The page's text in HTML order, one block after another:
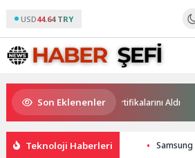
USD44.64 TRY
Son Eklenenler
Geleceğin Yüzücüleri Sertifikalarını Aldı
Teknoloji Haberleri